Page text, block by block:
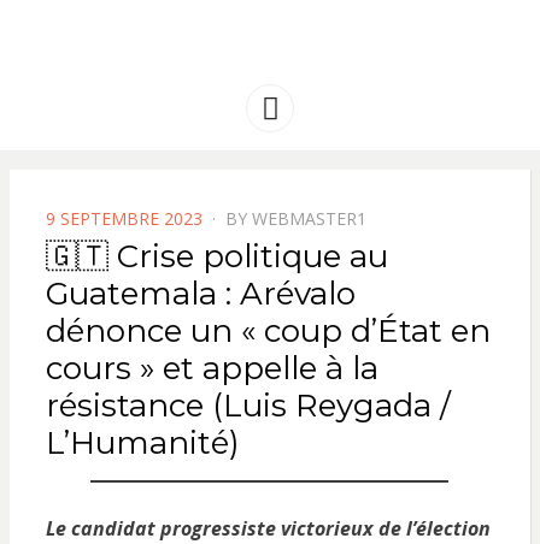
AMERIQUE
Menu
POSTED
ON
9 SEPTEMBRE 2023 BY WEBMASTER1
🇬🇹 Crise politique au
Guatemala : Arévalo
dénonce un « coup d’État en
cours » et appelle à la
résistance (Luis Reygada /
L’Humanité)
Le candidat progressiste victorieux de l’élection